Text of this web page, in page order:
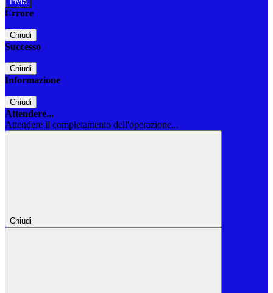
Errore
Chiudi
Successo
Chiudi
Informazione
Chiudi
Attendere...
Attendere il completamento dell'operazione...
Chiudi